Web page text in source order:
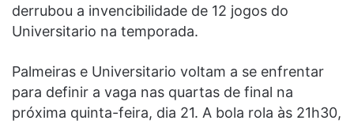
derrubou a invencibilidade de 12 jogos do
Universitario na temporada.
Palmeiras e Universitario voltam a se enfrentar
para definir a vaga nas quartas de final na
próxima quinta-feira, dia 21. A bola rola às 21h30,